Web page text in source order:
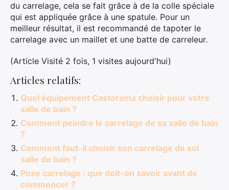
du carrelage, cela se fait grâce à de la colle spéciale
qui est appliquée grâce à une spatule. Pour un
meilleur résultat, il est recommandé de tapoter le
carrelage avec un maillet et une batte de carreleur.
(Article Visité 2 fois, 1 visites aujourd'hui)
Articles relatifs:
Quel équipement Castorama choisir pour votre
salle de bain ?
Comment peindre le carrelage de sa salle de bain
?
Comment faut-il choisir son carrelage de sol
salle de bain ?
Pose carrelage : que doit-on savoir avant de
commencer ?